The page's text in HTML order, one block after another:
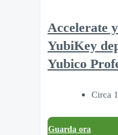
Accelerate
YubiKey
Yubico
Circa
Guarda ora